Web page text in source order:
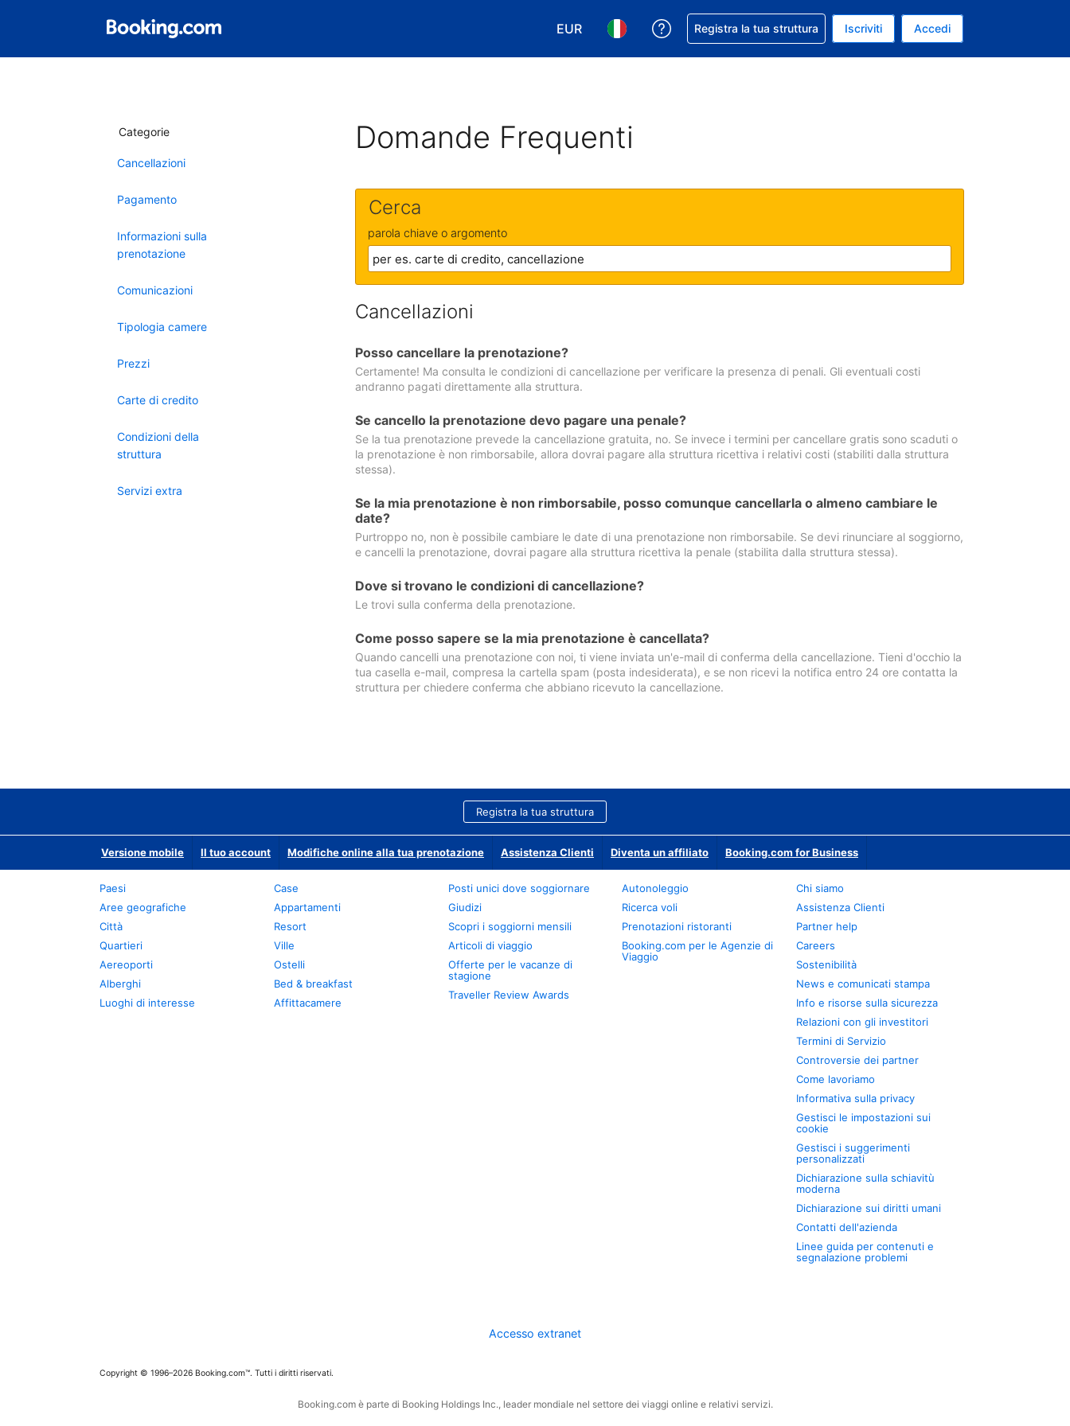
EUR
Scegli la tua valuta. Valuta attuale: Euro
Scegli la tua lingua. Lingua attuale: Italiano
Ricevi aiuto con la prenotazione
Registra la tua struttura Iscriviti Accedi
Categorie
Cancellazioni
Pagamento
Informazioni sulla
prenotazione
Comunicazioni
Tipologia camere
Prezzi
Carte di credito
Condizioni della
struttura
Servizi extra
Domande Frequenti
Cerca
parola chiave o argomento
Cancellazioni
Posso cancellare la prenotazione?
Certamente! Ma consulta le condizioni di cancellazione per verificare la presenza di penali. Gli eventuali costi
andranno pagati direttamente alla struttura.
Se cancello la prenotazione devo pagare una penale?
Se la tua prenotazione prevede la cancellazione gratuita, no. Se invece i termini per cancellare gratis sono scaduti o
la prenotazione è non rimborsabile, allora dovrai pagare alla struttura ricettiva i relativi costi (stabiliti dalla struttura
stessa).
Se la mia prenotazione è non rimborsabile, posso comunque cancellarla o almeno cambiare le
date?
Purtroppo no, non è possibile cambiare le date di una prenotazione non rimborsabile. Se devi rinunciare al soggiorno,
e cancelli la prenotazione, dovrai pagare alla struttura ricettiva la penale (stabilita dalla struttura stessa).
Dove si trovano le condizioni di cancellazione?
Le trovi sulla conferma della prenotazione.
Come posso sapere se la mia prenotazione è cancellata?
Quando cancelli una prenotazione con noi, ti viene inviata un'e-mail di conferma della cancellazione. Tieni d'occhio la
tua casella e-mail, compresa la cartella spam (posta indesiderata), e se non ricevi la notifica entro 24 ore contatta la
struttura per chiedere conferma che abbiano ricevuto la cancellazione.
Registra la tua struttura
Versione mobile Il tuo account Modifiche online alla tua prenotazione Assistenza Clienti Diventa un affiliato Booking.com for Business
Paesi
Aree geografiche
Città
Quartieri
Aereoporti
Alberghi
Luoghi di interesse
Case
Appartamenti
Resort
Ville
Ostelli
Bed & breakfast
Affittacamere
Posti unici dove soggiornare
Giudizi
Scopri i soggiorni mensili
Articoli di viaggio
Offerte per le vacanze di
stagione
Traveller Review Awards
Autonoleggio
Ricerca voli
Prenotazioni ristoranti
Booking.com per le Agenzie di
Viaggio
Chi siamo
Assistenza Clienti
Partner help
Careers
Sostenibilità
News e comunicati stampa
Info e risorse sulla sicurezza
Relazioni con gli investitori
Termini di Servizio
Controversie dei partner
Come lavoriamo
Informativa sulla privacy
Gestisci le impostazioni sui
cookie
Gestisci i suggerimenti
personalizzati
Dichiarazione sulla schiavitù
moderna
Dichiarazione sui diritti umani
Contatti dell'azienda
Linee guida per contenuti e
segnalazione problemi
Accesso extranet
Copyright © 1996–2026 Booking.com™. Tutti i diritti riservati.
Booking.com è parte di Booking Holdings Inc., leader mondiale nel settore dei viaggi online e relativi servizi.